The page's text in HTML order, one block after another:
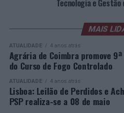
formato de mesas-redondas e
sociedade civil e empresas.
Entrega dos Prémios, durante a
os vencedores de cada
presença de mais de 500
Mais informações em:
https://
A EMEC reafirma, assim, o seu
respostas educativas capazes
oportunidade a quem pretende
secundário e reforçar as suas
profissionais.
Durante a cerimónia foi ainda
desenvolvido por toda a equipa
Tecnologia e
MAIS
ATUALIDADE 4 anos atrás
Agrária de Coimbra promove 9ª
do Curso de Fogo Controlado
ATUALIDADE 4 anos atrás
Lisboa: Leilão de Perdidos e
PSP realiza-se a 08 de maio